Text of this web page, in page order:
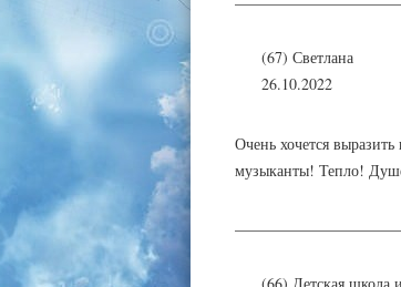
(67) Светлана
26.10.2022
Очень хочется
музыканты! Тепло!